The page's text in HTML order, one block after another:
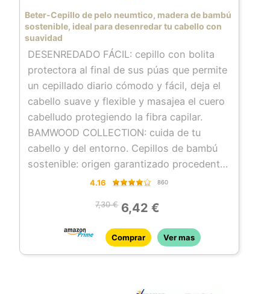
Beter-Cepillo de pelo neumtico, madera de bambú
sostenible, ideal para desenredar tu cabello con
suavidad
DESENREDADO FÁCIL: cepillo con bolita
protectora al final de sus púas que permite
un cepillado diario cómodo y fácil, deja el
cabello suave y flexible y masajea el cuero
cabelludo protegiendo la fibra capilar.
BAMWOOD COLLECTION: cuida de tu
cabello y del entorno. Cepillos de bambú
sostenible: origen garantizado procedente
de bosques certificados por FSC.
mojado. Ideal para melenas largas, también
para alisar el cabello gracias a su amplia
CEPILLADO DIARIO: indicado para todo
Puede utilizarse con el secador de pelo.
4.16 860
7,30 € 6,42 €
Comprar Ver mas